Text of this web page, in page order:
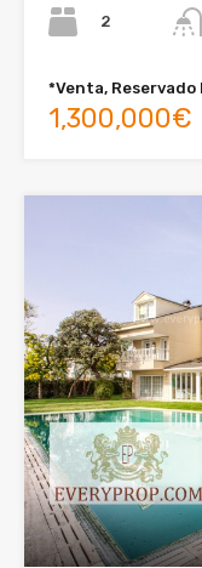
2
*Venta,
1,300,000€